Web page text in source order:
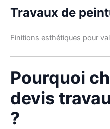
Travaux de
Finitions esthétiques pour
Pourquoi
devis
?